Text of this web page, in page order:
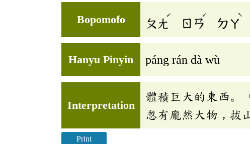
Bopomofo ㄆㄤ
ˊ
ㄖㄢ
ˊ
ㄉㄚ
ˋ
Hanyu Pinyin páng rán dà wù
Interpretation
體積巨大的東西。
忽有龐然大物，拔
Print